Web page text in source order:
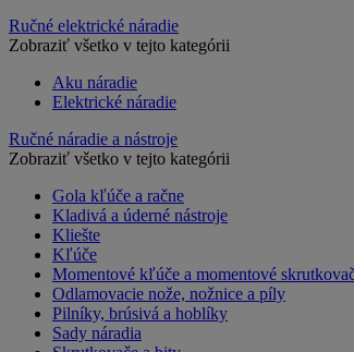
Ručné elektrické náradie
Zobraziť všetko v tejto kategórii
Aku náradie
Elektrické náradie
Ručné náradie a nástroje
Zobraziť všetko v tejto kategórii
Gola kľúče a račne
Kladivá a úderné nástroje
Kliešte
Kľúče
Momentové kľúče a momentové
Odlamovacie nože, nožnice a píly
Pilníky, brúsivá a hoblíky
Sady náradia